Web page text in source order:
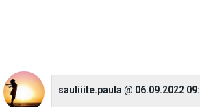
sauliiite.paula @ 06.09.2022